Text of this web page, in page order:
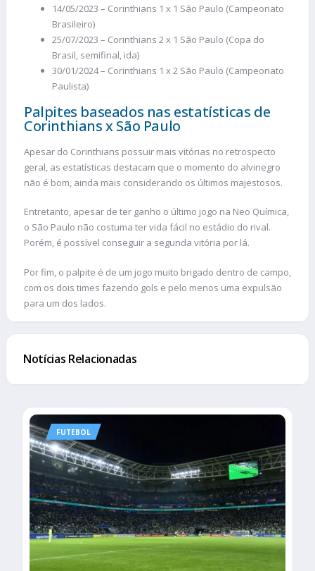
14/05/2023 – Corinthians 1 x 1 São Paulo (Campeonato
Brasileiro)
25/07/2023 – Corinthians 2 x 1 São Paulo (Copa do
Brasil, semifinal, ida)
30/01/2024 – Corinthians 1 x 2 São Paulo (Campeonato
Paulista)
Palpites baseados nas estatísticas de
Corinthians x São Paulo
Apesar do Corinthians possuir mais vitórias no retrospecto
geral, as estatísticas destacam que o momento do alvinegro
não é bom, ainda mais considerando os últimos majestosos.
Entretanto, apesar de ter ganho o último jogo na Neo Química,
o São Paulo não costuma ter vida fácil no estádio do rival.
Porém, é possível conseguir a segunda vitória por lá.
Por fim, o palpite é de um jogo muito brigado dentro de campo,
com os dois times fazendo gols e pelo menos uma expulsão
para um dos lados.
Notícias Relacionadas
FUTEBOL